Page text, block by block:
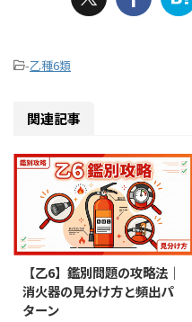
-乙種6類
関連記事
【乙6】鑑別問題の攻略法｜
消火器の見分け方と頻出パ
ターン